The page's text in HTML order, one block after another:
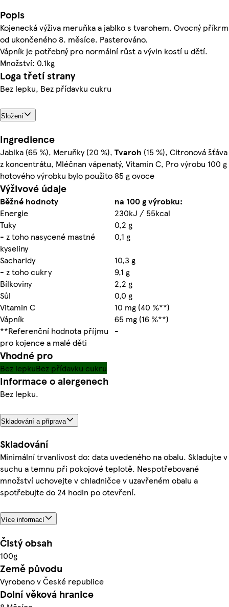
Popis
Kojenecká výživa meruňka a jablko s tvarohem. Ovocný příkrm
od ukončeného 8. měsíce. Pasterováno.
Vápník je potřebný pro normální růst a vývin kostí u dětí.
Množství: 0.1kg
Loga třetí strany
Bez lepku, Bez přídavku cukru
Složení
Ingredience
Jablka (65 %), Meruňky (20 %), Tvaroh (15 %), Citronová šťáva
z koncentrátu, Mléčnan vápenatý, Vitamin C, Pro výrobu 100 g
hotového výrobku bylo použito 85 g ovoce
Výživové údaje
Běžné hodnoty
na 100 g výrobku:
Energie
230kJ / 55kcal
Tuky
0,2 g
- z toho nasycené mastné
kyseliny
0,1 g
Sacharidy
10,3 g
- z toho cukry
9,1 g
Bílkoviny
2,2 g
Sůl
0,0 g
Vitamin C
10 mg (40 %**)
Vápník
65 mg (16 %**)
**Referenční hodnota příjmu
pro kojence a malé děti
-
Vhodné pro
Bez lepkuBez přídavku cukru
Informace o alergenech
Bez lepku.
Skladování a příprava
Skladování
Minimální trvanlivost do: data uvedeného na obalu. Skladujte v
suchu a temnu při pokojové teplotě. Nespotřebované
množství uchovejte v chladničce v uzavřeném obalu a
spotřebujte do 24 hodin po otevření.
Více informací
Čistý obsah
100g
Země původu
Vyrobeno v České republice
Dolní věková hranice